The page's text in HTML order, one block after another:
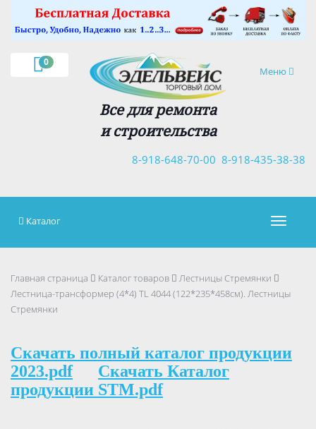
0
Навигация
Меню
Все для ремонта
и строительства
8-918-435-38-38
8-918-648-70-00
×
Каталог
Главная страница Каталог товаров
Лестницы Стремянки
Лестница-трансформер (4*4) TL 4044 (122*235*458см). Лестницы
Стремянки
Скачать полный каталог продукции
2023.pdf
Скачать Каталог
продукции STM.pdf